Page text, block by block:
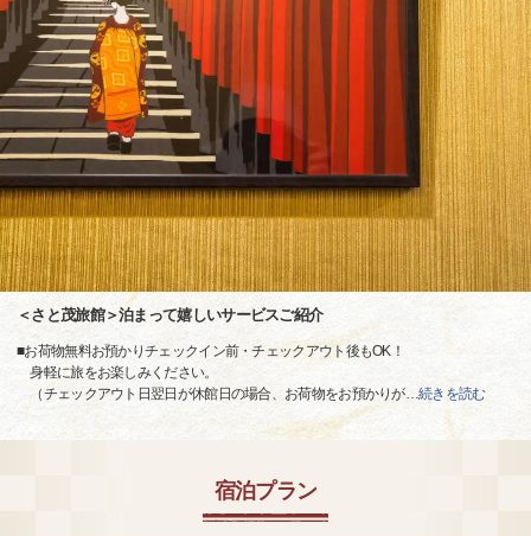
＜さと茂旅館＞泊まって嬉しいサービスご紹介
■お荷物無料お預かりチェックイン前・チェックアウト後もOK！
身軽に旅をお楽しみください。
（チェックアウト日翌日が休館日の場合、お荷物をお預かりが…続きを読む
宿泊プラン